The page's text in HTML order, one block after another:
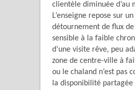
clientèle diminuée d’au
L’enseigne repose sur
détournement de flux
sensible à la faible
d’une visite rêve, peu
zone de centre-ville à
ou le chaland n’est pas
la disponibilité partagée